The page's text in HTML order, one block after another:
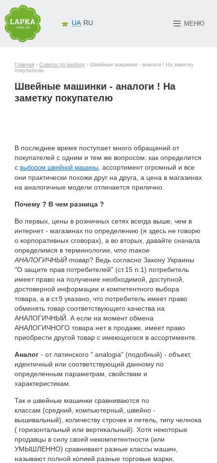
МЕНЮ
UA RU
Главная › Советы по выбору › Швейные машинки - аналоги ! На заметку
покупателю
Швейные машинки - аналоги ! На
заметку покупателю
В последнее время поступает много обращений от
покупателей с одним и тем же вопросом: как определится
с выбором швейной машины , ассортимент огромный и все
они практически похожи друг на друга, а цена в магазинах
на аналогичные модели отличается прилично.
Почему ? В чем разница ?
Во первых, цены в розничных сетях всегда выше, чем в
интернет - магазинах по определению (я здесь не говорю
о корпоративных сговорах), а во вторых, давайте сначала
определимся в терминологии, что такое
АНАЛОГИЧНЫЙ товар? Ведь согласно Закону Украины
"О защите прав потребителей" (ст.15 п.1) потребитель
имеет право на получение необходимой, доступной,
достоверной информации и компетентного выбора
товара, а в ст.9 указано, что потребитель имеет право
обменять товар соответствующего качества на
АНАЛОГИЧНЫЙ. А если на момент обмена
АНАЛОГИЧНОГО товара нет в продаже, имеет право
приобрести другой товар с имеющегося в ассортименте.
Аналог - от латинского " analogia" (подобный) - объект,
идентичный или соответствующий данному по
определенным параметрам, cвойствам и
характеристикам.
Так и швейные машинки сравниваются по
классам (средний, компьютерный, швейно -
вышивальный), количеству строчек и петель, типу челнока
( горизонтальный или вертикальный). Хотя некоторые
продавцы в силу своей некомпетентности (или
УМЫШЛЕННО) сравнивают разные классы машин,
называют полной копией разные торговые марки,